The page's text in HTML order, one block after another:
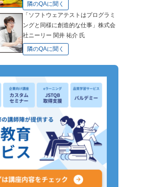
隣のQAに聞く
「ソフトウェアテストはプログラミ
ングと同様に創造的な仕事」株式会
社ニーリー 関井 祐介 氏
隣のQAに聞く